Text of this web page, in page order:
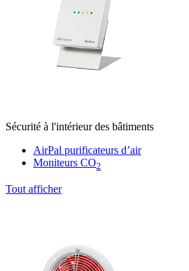
Sécurité à l'intérieur des bâtiments
AirPal purificateurs d’air
Moniteurs CO2
Tout afficher